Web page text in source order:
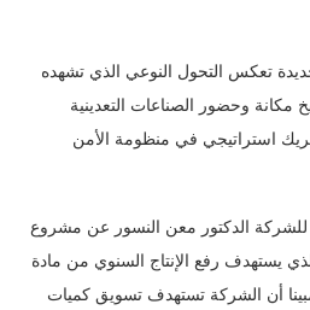
تعكس التحول النوعي الذي تشهده
وحضور الصناعات التعدينية
استراتيجي في منظومة الأمن
للشركة الدكتور معن النسور عن مشروع
يستهدف رفع الإنتاج السنوي من مادة
35 ألف طن، مبينا أن الشركة تستهدف تسويق كميات